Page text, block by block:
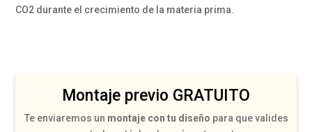
CO2 durante el crecimiento de la materia prima.
Montaje previo GRATUITO
Te enviaremos un montaje con tu diseño para que valides